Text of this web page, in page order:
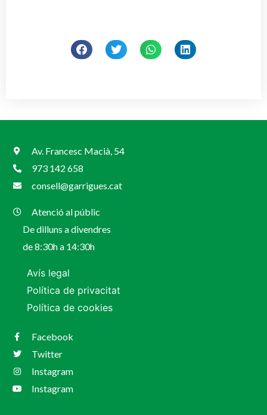
Av. Francesc Macià, 54
973 142 658
consell@garrigues.cat
Atenció al públic
De dilluns a divendres
de 8:30h a 14:30h
Avís legal
Política de privacitat
Política de cookies
Facebook
Twitter
Instagram
Instagram